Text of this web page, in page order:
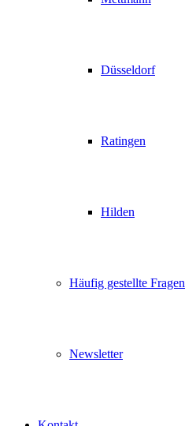
Düsseldorf
Ratingen
Hilden
Häufig gestellte Fragen
Newsletter